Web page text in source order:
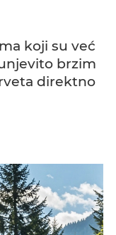
koji su već
brzim
direktno